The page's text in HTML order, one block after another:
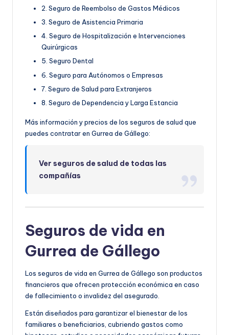
2. Seguro de Reembolso de Gastos Médicos
3. Seguro de Asistencia Primaria
4. Seguro de Hospitalización e Intervenciones
Quirúrgicas
5. Seguro Dental
6. Seguro para Autónomos o Empresas
7. Seguro de Salud para Extranjeros
8. Seguro de Dependencia y Larga Estancia
Más información y precios de los seguros de salud que
puedes contratar en Gurrea de Gállego:
Ver seguros de salud de todas las
compañías
Seguros de vida en
Gurrea de Gállego
Los seguros de vida en Gurrea de Gállego son productos
financieros que ofrecen protección económica en caso
de fallecimiento o invalidez del asegurado.
Están diseñados para garantizar el bienestar de los
familiares o beneficiarios, cubriendo gastos como